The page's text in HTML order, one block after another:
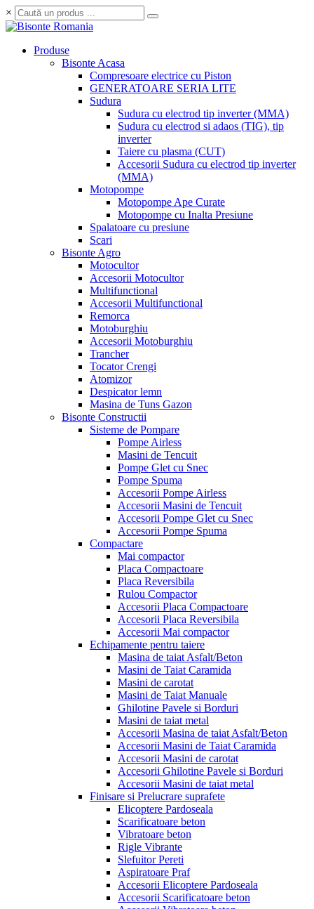
×
Produse
Bisonte Acasa
Compresoare electrice cu Piston
GENERATOARE SERIA LITE
Sudura
Sudura cu electrod tip inverter (MMA)
Sudura cu electrod si adaos (TIG), tip
inverter
Taiere cu plasma (CUT)
Accesorii Sudura cu electrod tip inverter
(MMA)
Motopompe
Motopompe Ape Curate
Motopompe cu Inalta Presiune
Spalatoare cu presiune
Scari
Bisonte Agro
Motocultor
Accesorii Motocultor
Multifunctional
Accesorii Multifunctional
Remorca
Motoburghiu
Accesorii Motoburghiu
Trancher
Tocator Crengi
Atomizor
Despicator lemn
Masina de Tuns Gazon
Bisonte Constructii
Sisteme de Pompare
Pompe Airless
Masini de Tencuit
Pompe Glet cu Snec
Pompe Spuma
Accesorii Pompe Airless
Accesorii Masini de Tencuit
Accesorii Pompe Glet cu Snec
Accesorii Pompe Spuma
Compactare
Mai compactor
Placa Compactoare
Placa Reversibila
Rulou Compactor
Accesorii Placa Compactoare
Accesorii Placa Reversibila
Accesorii Mai compactor
Echipamente pentru taiere
Masina de taiat Asfalt/Beton
Masini de Taiat Caramida
Masini de carotat
Masini de Taiat Manuale
Ghilotine Pavele si Borduri
Masini de taiat metal
Accesorii Masina de taiat Asfalt/Beton
Accesorii Masini de Taiat Caramida
Accesorii Masini de carotat
Accesorii Ghilotine Pavele si Borduri
Accesorii Masini de taiat metal
Finisare si Prelucrare suprafete
Elicoptere Pardoseala
Scarificatoare beton
Vibratoare beton
Rigle Vibrante
Slefuitor Pereti
Aspiratoare Praf
Accesorii Elicoptere Pardoseala
Accesorii Scarificatoare beton